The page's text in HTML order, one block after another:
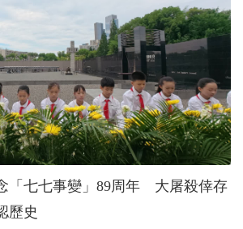
「七七事變」89周年 大屠殺倖存
歷史